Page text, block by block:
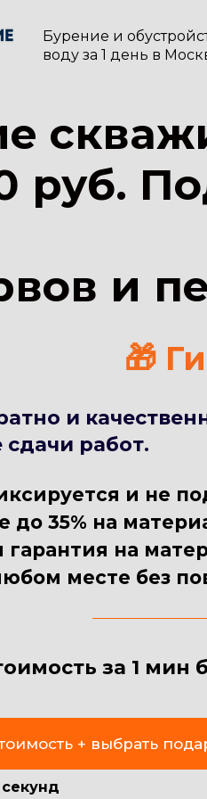
Бурение и
воду за 1 день в
руб.
и
🎁
и
сдачи работ.
и не
35% на
на
месте без
за 1
+ выбрать